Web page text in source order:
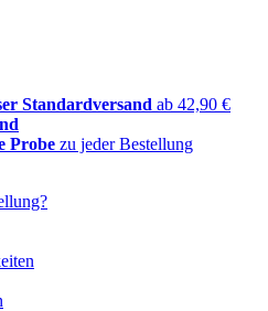
Standardversand ab 42,90 €
Probe zu jeder Bestellung